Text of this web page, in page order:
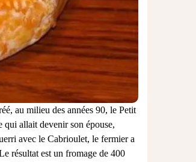
au milieu des années 90, le Petit
qui allait devenir son épouse,
avec le Cabrioulet, le fermier a
résultat est un fromage de 400